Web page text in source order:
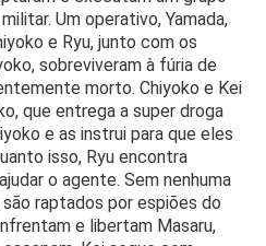
Um operativo, Yamada,
e Ryu, junto com os
sobreviveram à fúria de
morto. Chiyoko e Kei
que entrega a super droga
e as instrui para que eles
isso, Ryu encontra
o agente. Sem nenhuma
raptados por espiões do
e libertam Masaru,